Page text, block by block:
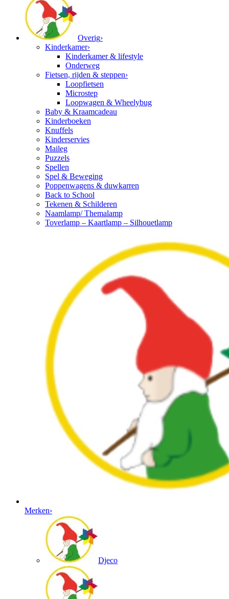
Overig›
Kinderkamer›
Kinderkamer & lifestyle
Onderweg
Fietsen, rijden & steppen›
Loopfietsen
Microstep
Loopwagen & Wheelybug
Baby & Kraamcadeau
Kinderboeken
Knuffels
Kinderservies
Maileg
Puzzels
Spellen
Spel & Beweging
Poppenwagens & duwkarren
Back to School
Tekenen & Schilderen
Naamlamp/ Themalamp
Toverlamp – Kaartlamp – Silhouetlamp
Merken›
Djeco